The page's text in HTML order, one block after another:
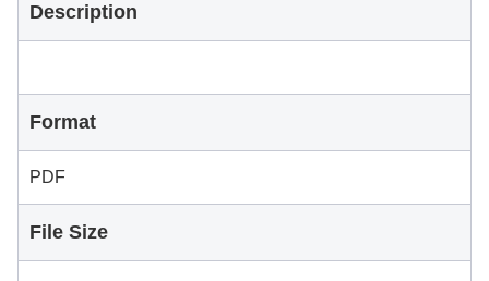
Description
Format
PDF
File Size